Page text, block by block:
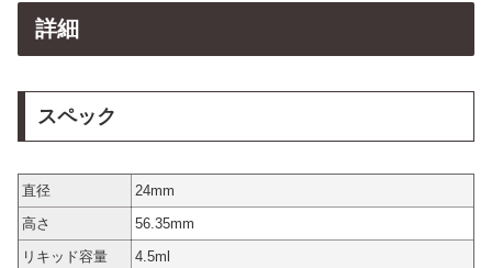
詳細
スペック
直径
24mm
高さ
56.35mm
リキッド容量
4.5ml